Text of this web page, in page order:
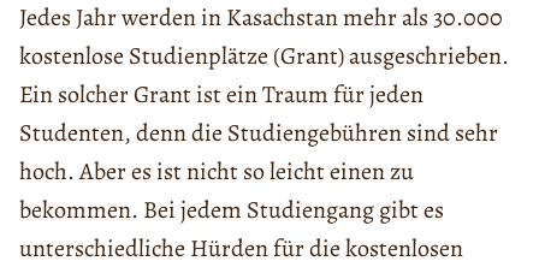
Jedes Jahr werden in Kasachstan mehr als 30.000
kostenlose Studienplätze (Grant) ausgeschrieben.
Ein solcher Grant ist ein Traum für jeden
Studenten, denn die Studiengebühren sind sehr
hoch. Aber es ist nicht so leicht einen zu
bekommen. Bei jedem Studiengang gibt es
unterschiedliche Hürden für die kostenlosen